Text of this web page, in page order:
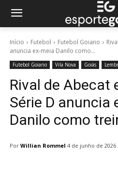
Início Futebol Futebol Goiano
anuncia ex-meia Danilo como...
Futebol Goiano Vila Nova Goiás
Rival de Abecat
Série D anuncia
Danilo como
Por Willian Rommel 4 de junho de 2026